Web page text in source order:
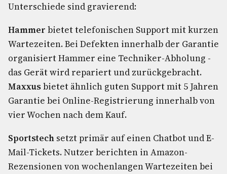
Unterschiede sind gravierend:
Hammer bietet telefonischen Support mit kurzen
Wartezeiten. Bei Defekten innerhalb der Garantie
organisiert Hammer eine Techniker-Abholung -
das Gerät wird repariert und zurückgebracht.
Maxxusbietet ähnlich guten Support mit 5 Jahren
Garantie bei Online-Registrierung innerhalb von
vier Wochen nach dem Kauf.
Sportstech setzt primär auf einen Chatbot und E-
Mail-Tickets. Nutzer berichten in Amazon-
Rezensionen von wochenlangen Wartezeiten bei